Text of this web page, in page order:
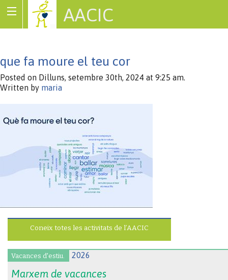
AACIC
que fa moure el teu cor
Posted on Dilluns, setembre 30th, 2024 at 9:25 am.
Written by maria
Coneix totes les activitats de l’AACIC
Vacances d'estiu.
Marxem de vacances